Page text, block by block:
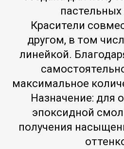
пастельных
Красители
другом, в том
линейкой.
максимальное
Назначение: для
эпоксидной
получения